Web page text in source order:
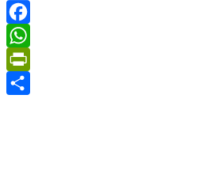
Facebook
WhatsApp
PrintFriendly